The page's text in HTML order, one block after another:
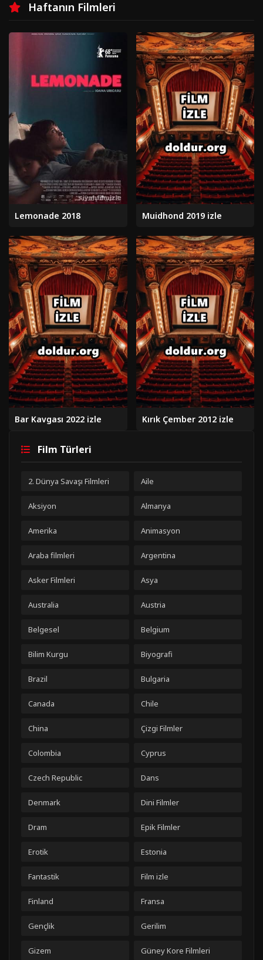
Haftanın Filmleri
Lemonade 2018 Muidhond 2019 izle
Bar Kavgası 2022 izle Kırık Çember 2012 izle
Film Türleri
2. Dünya Savaşı Filmleri Aile
Aksiyon Almanya
Amerika Animasyon
Araba filmleri Argentina
Asker Filmleri Asya
Australia Austria
Belgesel Belgium
Bilim Kurgu Biyografi
Brazil Bulgaria
Canada Chile
China Çizgi Filmler
Colombia Cyprus
Czech Republic Dans
Denmark Dini Filmler
Dram Epik Filmler
Erotik Estonia
Fantastik Film izle
Finland Fransa
Gençlik Gerilim
Gizem Güney Kore Filmleri